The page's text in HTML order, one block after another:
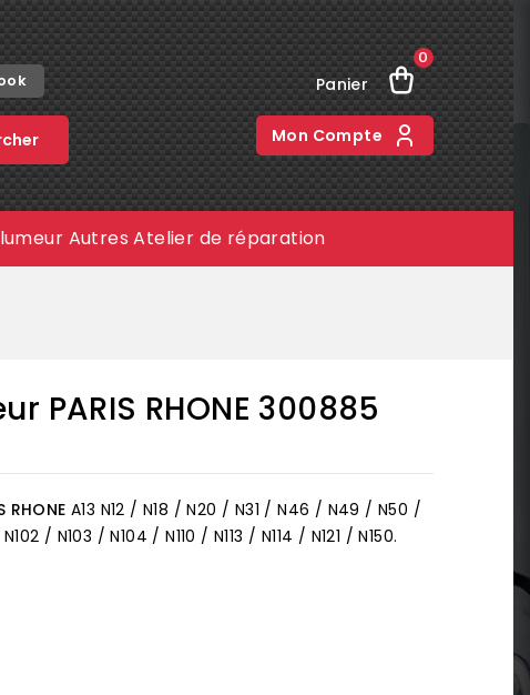
Panier
0
Mon Compte
Autres Atelier de réparation
PARIS RHONE 300885
RHONE A13 N12 / N18 / N20 / N31 / N46 / N49 / N50 /
/ N103 / N104 / N110 / N113 / N114 / N121 / N150.